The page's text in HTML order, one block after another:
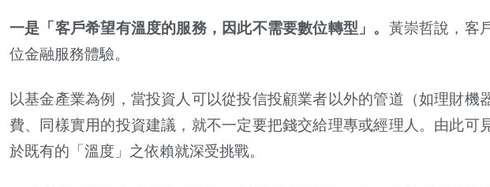
一是「客戶希望有溫度的服務，因此不需要數位轉型」。 黃崇哲說 ，客
位金融服務體驗。
以基金產業為例，當投資人可以從投信投顧業者以外的管道（如理財機
費、同樣實用的投資建議，就不一定要把錢交給理專或經理人。由此可
於既有的「 溫度」之依賴就深受挑戰。